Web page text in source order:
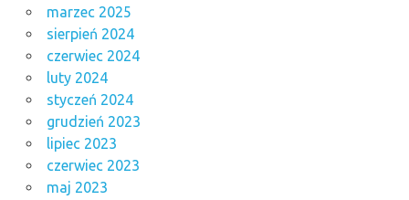
marzec 2025
sierpień 2024
czerwiec 2024
luty 2024
styczeń 2024
grudzień 2023
lipiec 2023
czerwiec 2023
maj 2023